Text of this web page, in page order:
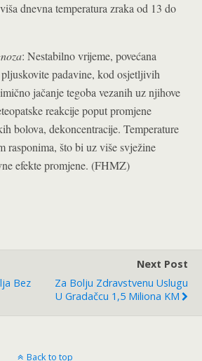
dnevna temperatura zraka od 13 do
: Nestabilno vrijeme, povećana
padavine, kod osjetljivih
jačanje tegoba vezanih uz njihove
reakcije poput promjene
bolova, dekoncentracije. Temperature
rasponima, što bi uz više svježine
efekte promjene. (FHMZ)
Bez
Next Post
Za Bolju Zdravstvenu Uslugu
U Gradačcu 1,5 Miliona KM
Back to top